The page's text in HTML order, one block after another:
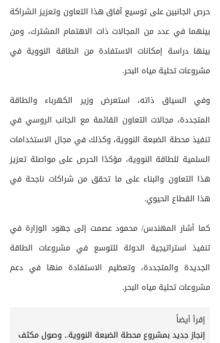
حرص الجانبين على توسيع آفاق هذا التعاون وتعزيز الشراكة
بينهما في عدد من المجالات ذات الاهتمام المشترك، ومن
بينها دراسة إمكانات الاستفادة من الطاقة النووية في
مشروعات تحلية مياه البحر.
وفي السياق ذاته، استعرض وزير الكهرباء والطاقة
المتجددة، مجالات التعاون القائمة مع الجانب الروسي في
تنفيذ محطة الضبعة النووية، وكذلك في مجال الاستخدامات
السلمية للطاقة النووية، مؤكدًا الحرص على مواصلة تعزيز
هذا التعاون والبناء على ما تحقق من شراكات ناجحة في
هذا القطاع الحيوي.
كما أشار المهندس/ محمود عصمت إلى جهود الوزارة في
تنفيذ استراتيجية الدولة للتوسع في مشروعات الطاقة
الجديدة والمتجددة، وتعظيم الاستفادة منها في دعم
مشروعات تحلية مياه البحر.
إقرأ أيضاً
إنجاز جديد بمشروع محطة الضبعة النووية.. وصول مكثف